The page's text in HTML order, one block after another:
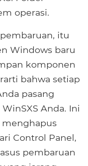
operasi.
itu
Windows baru
komponen
bahwa setiap
pasang
Anda. Ini
Control Panel,
pembaruan